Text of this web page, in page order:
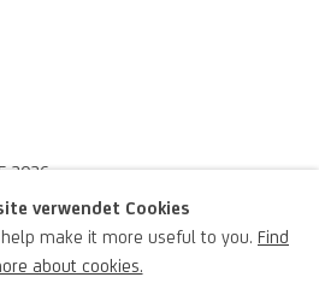
Cookie Policy
Urheberrecht © 2026 UniCredit
verwendet Cookies
make it more useful to you. Find
about cookies.
2026